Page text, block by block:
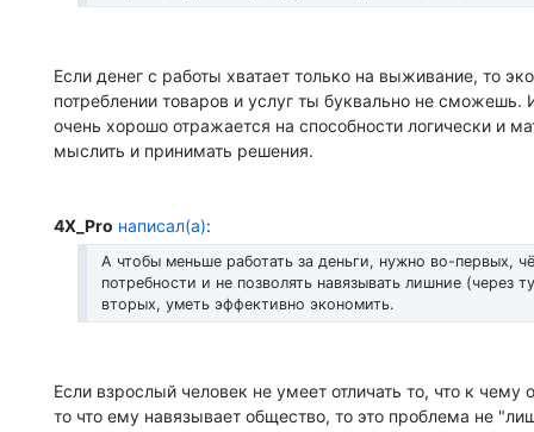
Если денег с работы хватает только на выживание, то
потреблении товаров и услуг ты буквально не сможешь.
очень хорошо отражается на способности логически и
мыслить и принимать решения.
4X_Pro написал(а):
А чтобы меньше работать за деньги, нужно во-первых,
потребности и не позволять навязывать лишние (через
вторых, уметь эффективно экономить.
Если взрослый человек не умеет отличать то, что к чему
то что ему навязывает общество, то это проблема не